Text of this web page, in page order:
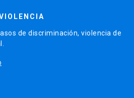
de discriminación, violencia de